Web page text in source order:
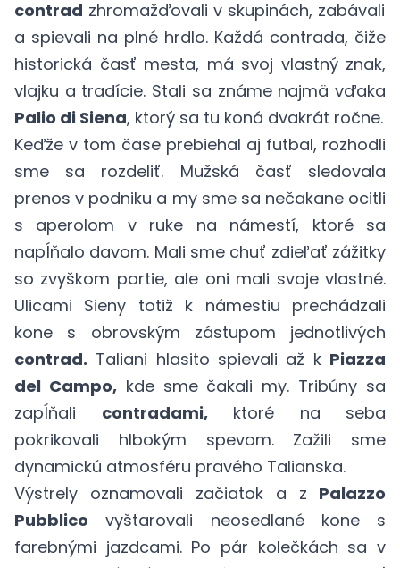
contrad zhromažďovali v skupinách, zabávali
a spievali na plné hrdlo. Každá contrada, čiže
historická časť mesta, má svoj vlastný znak,
vlajku a tradície. Stali sa známe najmä vďaka
Palio di Siena, ktorý sa tu koná dvakrát ročne.
Keďže v tom čase prebiehal aj futbal, rozhodli
sme sa rozdeliť. Mužská časť sledovala
prenos v podniku a my sme sa nečakane ocitli
s aperolom v ruke na námestí, ktoré sa
napĺňalo davom. Mali sme chuť zdieľať zážitky
so zvyškom partie, ale oni mali svoje vlastné.
Ulicami Sieny totiž k námestiu prechádzali
kone s obrovským zástupom jednotlivých
contrad. Taliani hlasito spievali až k Piazza
del Campo,kde sme čakali my. Tribúny sa
zapĺňali contradami,ktoré na seba
pokrikovali hlbokým spevom. Zažili sme
dynamickú atmosféru pravého Talianska.
Výstrely oznamovali začiatok a z Palazzo
Pubblico vyštarovali neosedlané kone s
farebnými jazdcami. Po pár kolečkách sa v